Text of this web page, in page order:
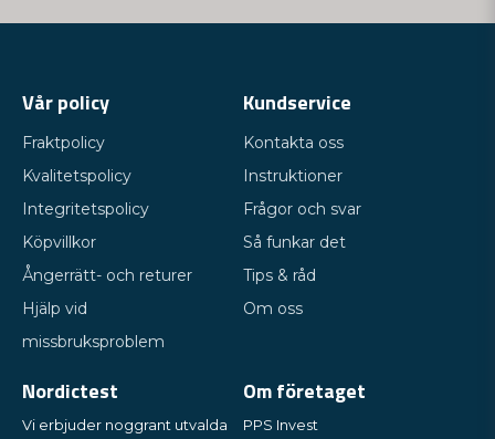
Vår policy
Fraktpolicy
Kvalitetspolicy
Integritetspolicy
Köpvillkor
Ångerrätt- och returer
Hjälp vid
missbruksproblem
Kundservice
Kontakta oss
Instruktioner
Frågor och svar
Så funkar det
Tips & råd
Om oss
Nordictest
Vi erbjuder noggrant utvalda
Om företaget
PPS Invest